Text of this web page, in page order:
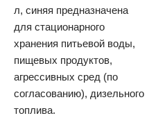
л, синяя предназначена
для стационарного
хранения питьевой воды,
пищевых продуктов,
агрессивных сред (по
согласованию), дизельного
топлива.